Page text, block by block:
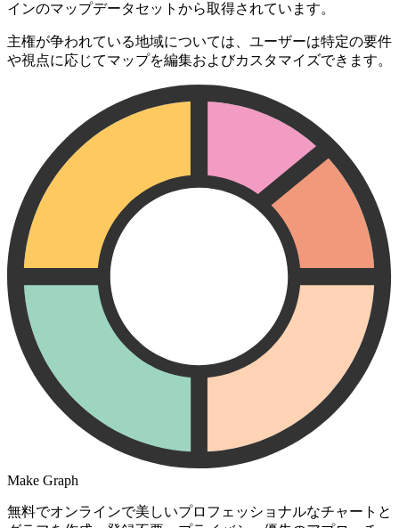
インのマップデータセットから取得されています。
主権が争われている地域については、ユーザーは特定の要件
や視点に応じてマップを編集およびカスタマイズできます。
Make Graph
無料でオンラインで美しいプロフェッショナルなチャートと